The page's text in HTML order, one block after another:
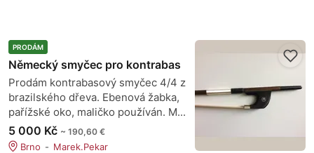
PRODÁM
Německý smyčec pro kontrabas
Prodám kontrabasový smyčec 4/4 z
brazilského dřeva. Ebenová žabka,
pařížské oko, maličko používán. M...
5 000 Kč ~ 190,60 €
Brno
Marek.Pekar